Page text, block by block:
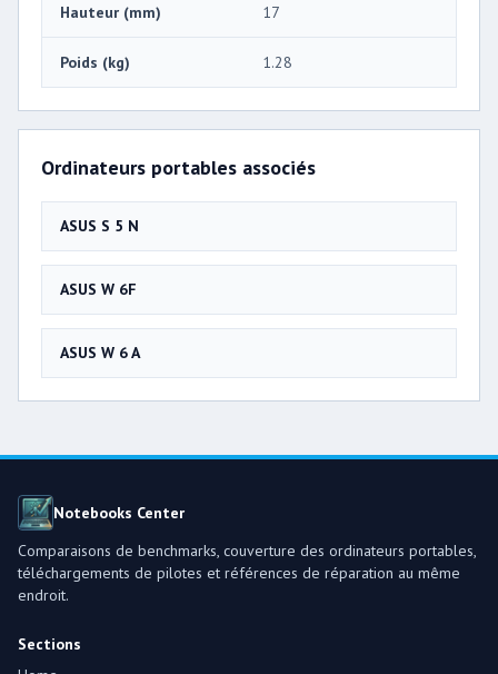
Hauteur (mm) 17
Poids (kg) 1.28
Ordinateurs portables associés
ASUS S 5 N
ASUS W 6F
ASUS W 6 A
Notebooks Center
Comparaisons de benchmarks, couverture des ordinateurs portables,
téléchargements de pilotes et références de réparation au même
endroit.
Sections